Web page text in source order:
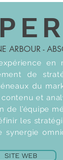
ARBOUR -
en
de
du
et
de l’équipe
les
synergie
SITE WEB